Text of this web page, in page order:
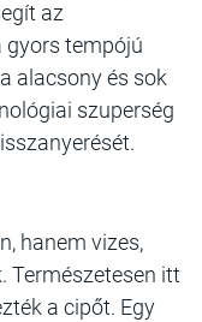
az
gyors tempójú
alacsony és sok
szuperség
hanem vizes,
Természetesen itt
a cipőt. Egy